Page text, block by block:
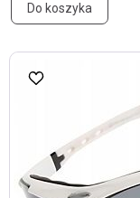
Do koszyka